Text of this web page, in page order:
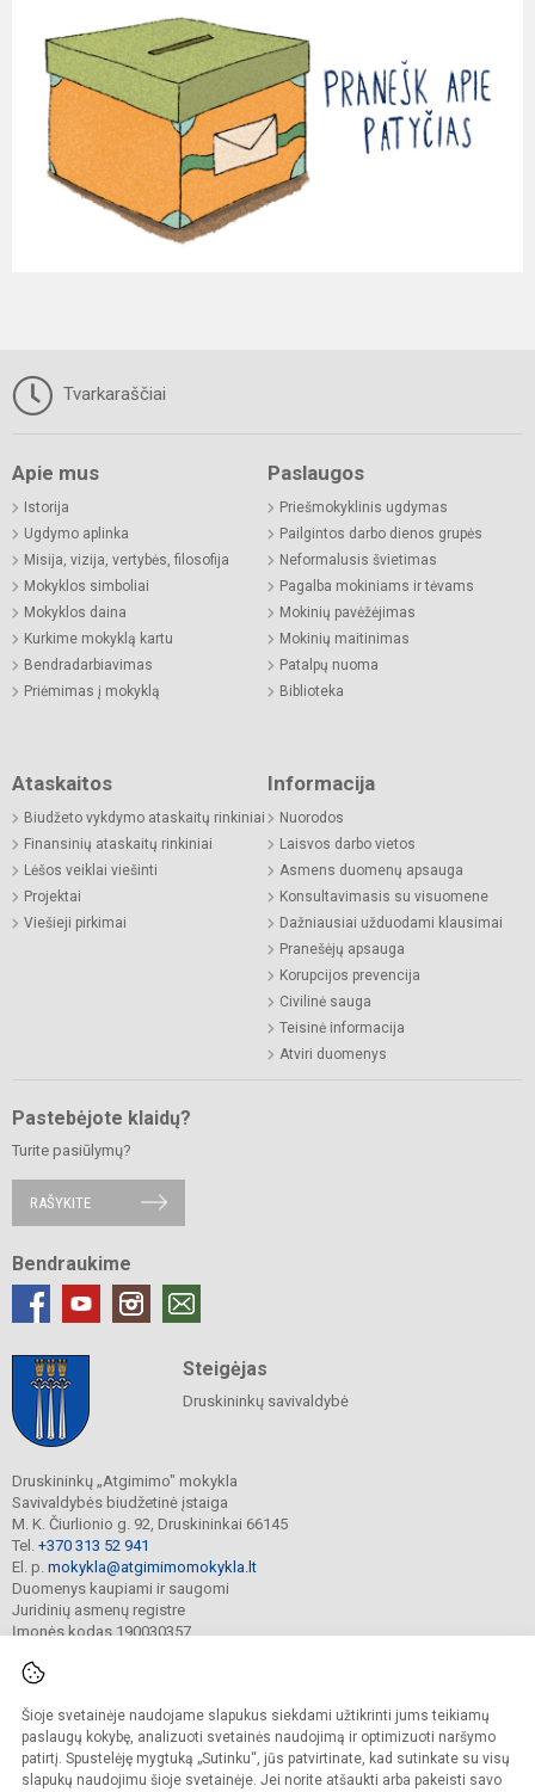
Šioje svetainėje naudojame slapukus siekdami užtikrinti jums teikiamų
paslaugų kokybę, analizuoti svetainės naudojimą ir optimizuoti naršymo
patirtį. Spustelėję mygtuką „Sutinku“, jūs patvirtinate, kad sutinkate su visų
slapukų naudojimu šioje svetainėje. Jei norite atšaukti arba pakeisti savo
Tvarkaraščiai
Apie mus
Istorija
Ugdymo aplinka
Misija, vizija, vertybės, filosofija
Mokyklos simboliai
Mokyklos daina
Kurkime mokyklą kartu
Bendradarbiavimas
Priėmimas į mokyklą
Paslaugos
Priešmokyklinis ugdymas
Pailgintos darbo dienos grupės
Neformalusis švietimas
Pagalba mokiniams ir tėvams
Mokinių pavėžėjimas
Mokinių maitinimas
Patalpų nuoma
Biblioteka
Ataskaitos
Biudžeto vykdymo ataskaitų rinkiniai
Finansinių ataskaitų rinkiniai
Lėšos veiklai viešinti
Projektai
Viešieji pirkimai
Informacija
Nuorodos
Laisvos darbo vietos
Asmens duomenų apsauga
Konsultavimasis su visuomene
Dažniausiai užduodami klausimai
Pranešėjų apsauga
Korupcijos prevencija
Civilinė sauga
Teisinė informacija
Atviri duomenys
Pastebėjote klaidų?
Turite pasiūlymų?
RAŠYKITE
Bendraukime
Steigėjas
Druskininkų savivaldybė
Druskininkų „Atgimimo" mokykla
Savivaldybės biudžetinė įstaiga
M. K. Čiurlionio g. 92, Druskininkai 66145
Tel. +370 313 52 941
El. p. mokykla@atgimimomokykla.lt
Duomenys kaupiami ir saugomi
Juridinių asmenų registre
Įmonės kodas 190030357
© 2026. Druskininkų Atgimimo mokykla. Visos teisės saugomos.
Kopijuoti turinį be raštiško įstaigos administracijos sutikimo griežtai draudžiama.
Prieinamumo paraiška Slapukų valdymas